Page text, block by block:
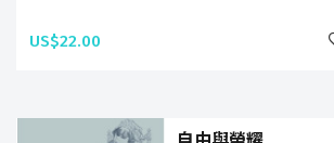
US$22.00